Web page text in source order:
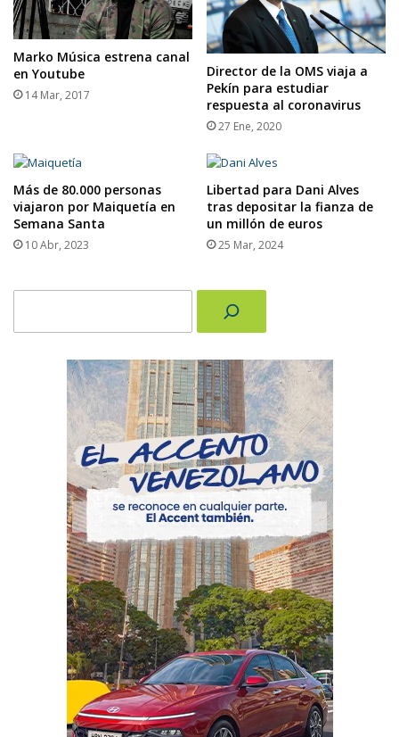
Marko Música estrena canal
en Youtube
14 Mar, 2017
Director de la OMS viaja a
Pekín para estudiar
respuesta al coronavirus
27 Ene, 2020
Más de 80.000 personas
viajaron por Maiquetía en
Semana Santa
10 Abr, 2023
Libertad para Dani Alves
tras depositar la fianza de
un millón de euros
25 Mar, 2024